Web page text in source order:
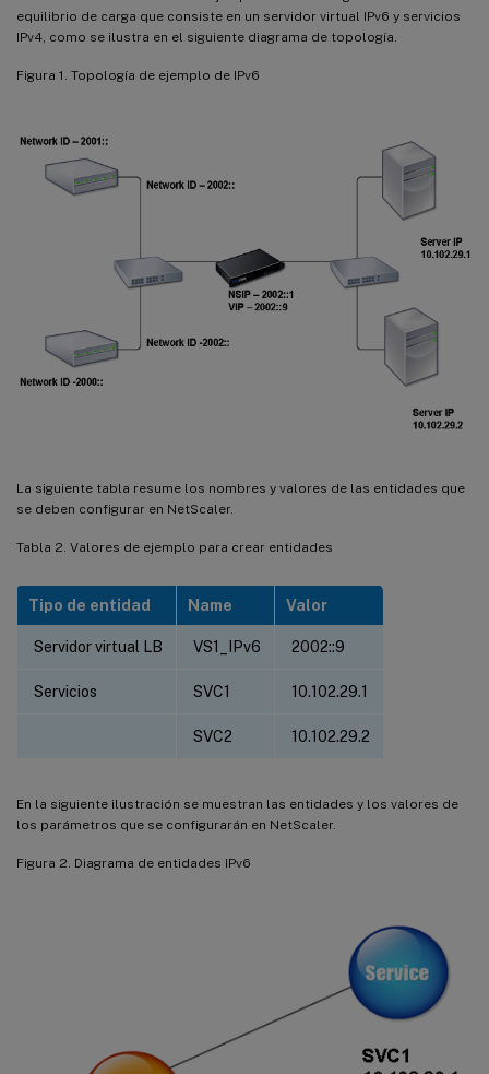
equilibrio de carga que consiste en un servidor virtual IPv6 y servicios
IPv4, como se ilustra en el siguiente diagrama de topología.
Figura 1. Topología de ejemplo de IPv6
La siguiente tabla resume los nombres y valores de las entidades que
se deben configurar en NetScaler.
Tabla 2. Valores de ejemplo para crear entidades
Tipo de entidad Name Valor
Servidor virtual LB VS1_IPv6 2002::9
Servicios SVC1 10.102.29.1
SVC2 10.102.29.2
En la siguiente ilustración se muestran las entidades y los valores de
los parámetros que se configurarán en NetScaler.
Figura 2. Diagrama de entidades IPv6